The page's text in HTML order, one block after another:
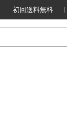
初回送料無料